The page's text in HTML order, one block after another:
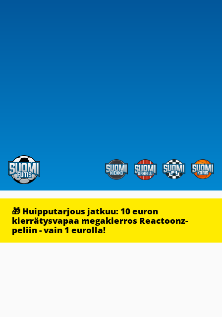
🎁 Huipputarjous jatkuu: 10 euron
kierrätysvapaa megakierros Reactoonz-
peliin - vain 1 eurolla!